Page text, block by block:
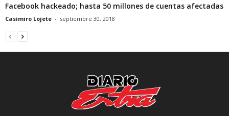
Facebook hackeado; hasta 50 millones de cuentas afectadas
Casimiro Lojete - septiembre 30, 2018